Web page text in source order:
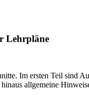
Lehrpläne
Im ersten Teil sind
allgemeine